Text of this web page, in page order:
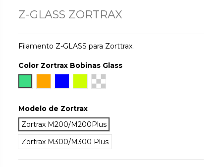
Z-GLASS ZORTRAX
Filamento Z-GLASS para Zorttrax.
Color Zortrax Bobinas Glass
Neon Yellow
Natural Transparente
Modelo de Zortrax
Zortrax M200/M200Plus
Zortrax M300/M300 Plus